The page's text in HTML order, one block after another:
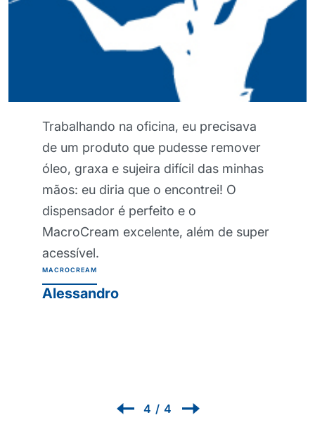
Achei esse creme de barreira
realmente excepcional, porque ele
pode proteger minha pele mesmo
durante os trabalhos mais pesados.
Minhas mãos definitivamente estão
mais saudáveis desde que comecei a
usá-lo e parece impossível trabalhar
sem ele agora! Creme de barreira
protetora profissional Protexsol
1/ 4